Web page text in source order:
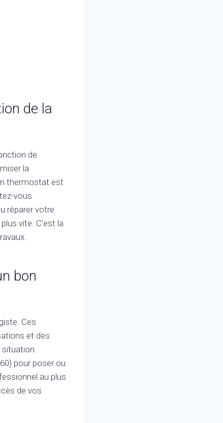
de la
de
la
thermostat est
vous
réparer votre
vite. C’est la
bon
Ces
et des
pour poser ou
au plus
de vos